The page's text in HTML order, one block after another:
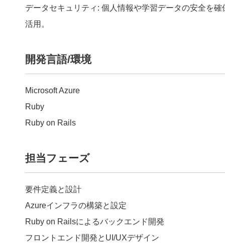
データセキュリティ: 個人情報や学習データの安全を
活用。
開発言語/環境
Microsoft Azure
Ruby
Ruby on Rails
担当フェーズ
要件定義と設計
Azureインフラの構築と設定
Ruby on Railsによるバックエンド開発
フロントエンド開発とUI/UXデザイン